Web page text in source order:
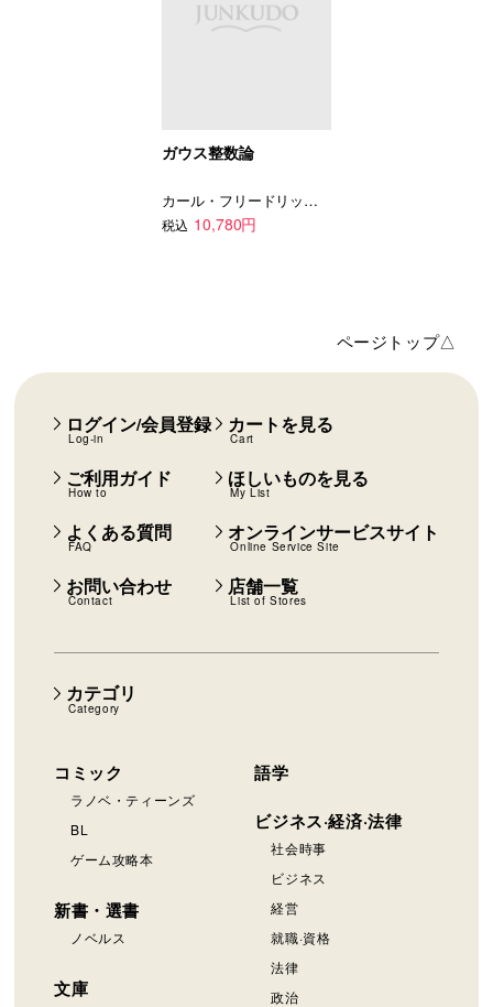
ガウス整数論
カール・フリードリッヒ・ガウス
税込 10,780円
ページトップ△
カテゴリ
Category
コミック
ラノベ・ティーンズ
BL
ゲーム攻略本
新書・選書
ノベルス
文庫
語学
ビジネス·経済·法律
社会時事
ビジネス
経営
就職·資格
法律
政治
ログイン/会員登録
Log-in
カートを見る
Cart
ご利用ガイド
How to
ほしいものを見る
My List
よくある質問
FAQ
オンラインサービスサイト
Online Service Site
お問い合わせ
Contact
店舗一覧
List of Stores